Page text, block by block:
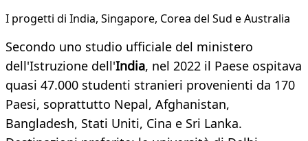
I progetti di India, Singapore, Corea del Sud e Australia
Secondo uno studio ufficiale del ministero
dell'Istruzione dell'India, nel 2022 il Paese ospitava
quasi 47.000 studenti stranieri provenienti da 170
Paesi, soprattutto Nepal, Afghanistan,
Bangladesh, Stati Uniti, Cina e Sri Lanka.